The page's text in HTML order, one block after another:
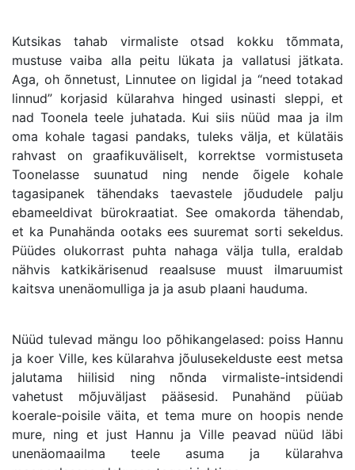
Kutsikas tahab virmaliste otsad kokku tõmmata,
mustuse vaiba alla peitu lükata ja vallatusi jätkata.
Aga, oh õnnetust, Linnutee on ligidal ja “need totakad
linnud” korjasid külarahva hinged usinasti sleppi, et
nad Toonela teele juhatada. Kui siis nüüd maa ja ilm
oma kohale tagasi pandaks, tuleks välja, et külatäis
rahvast on graafikuväliselt, korrektse vormistuseta
Toonelasse suunatud ning nende õigele kohale
tagasipanek tähendaks taevastele jõududele palju
ebameeldivat bürokraatiat. See omakorda tähendab,
et ka Punahända ootaks ees suuremat sorti sekeldus.
Püüdes olukorrast puhta nahaga välja tulla, eraldab
nähvis katkikärisenud reaalsuse muust ilmaruumist
kaitsva unenäomulliga ja ja asub plaani hauduma.
Nüüd tulevad mängu loo põhikangelased: poiss Hannu
ja koer Ville, kes külarahva jõulusekelduste eest metsa
jalutama hiilisid ning nõnda virmaliste-intsidendi
vahetust mõjuväljast pääsesid. Punahänd püüab
koerale-poisile väita, et tema mure on hoopis nende
mure, ning et just Hannu ja Ville peavad nüüd läbi
unenäomaailma teele asuma ja külarahva